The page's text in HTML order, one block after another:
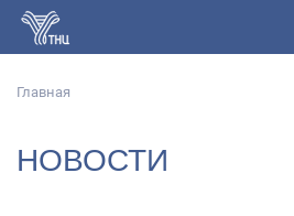
Главная
НОВОСТИ